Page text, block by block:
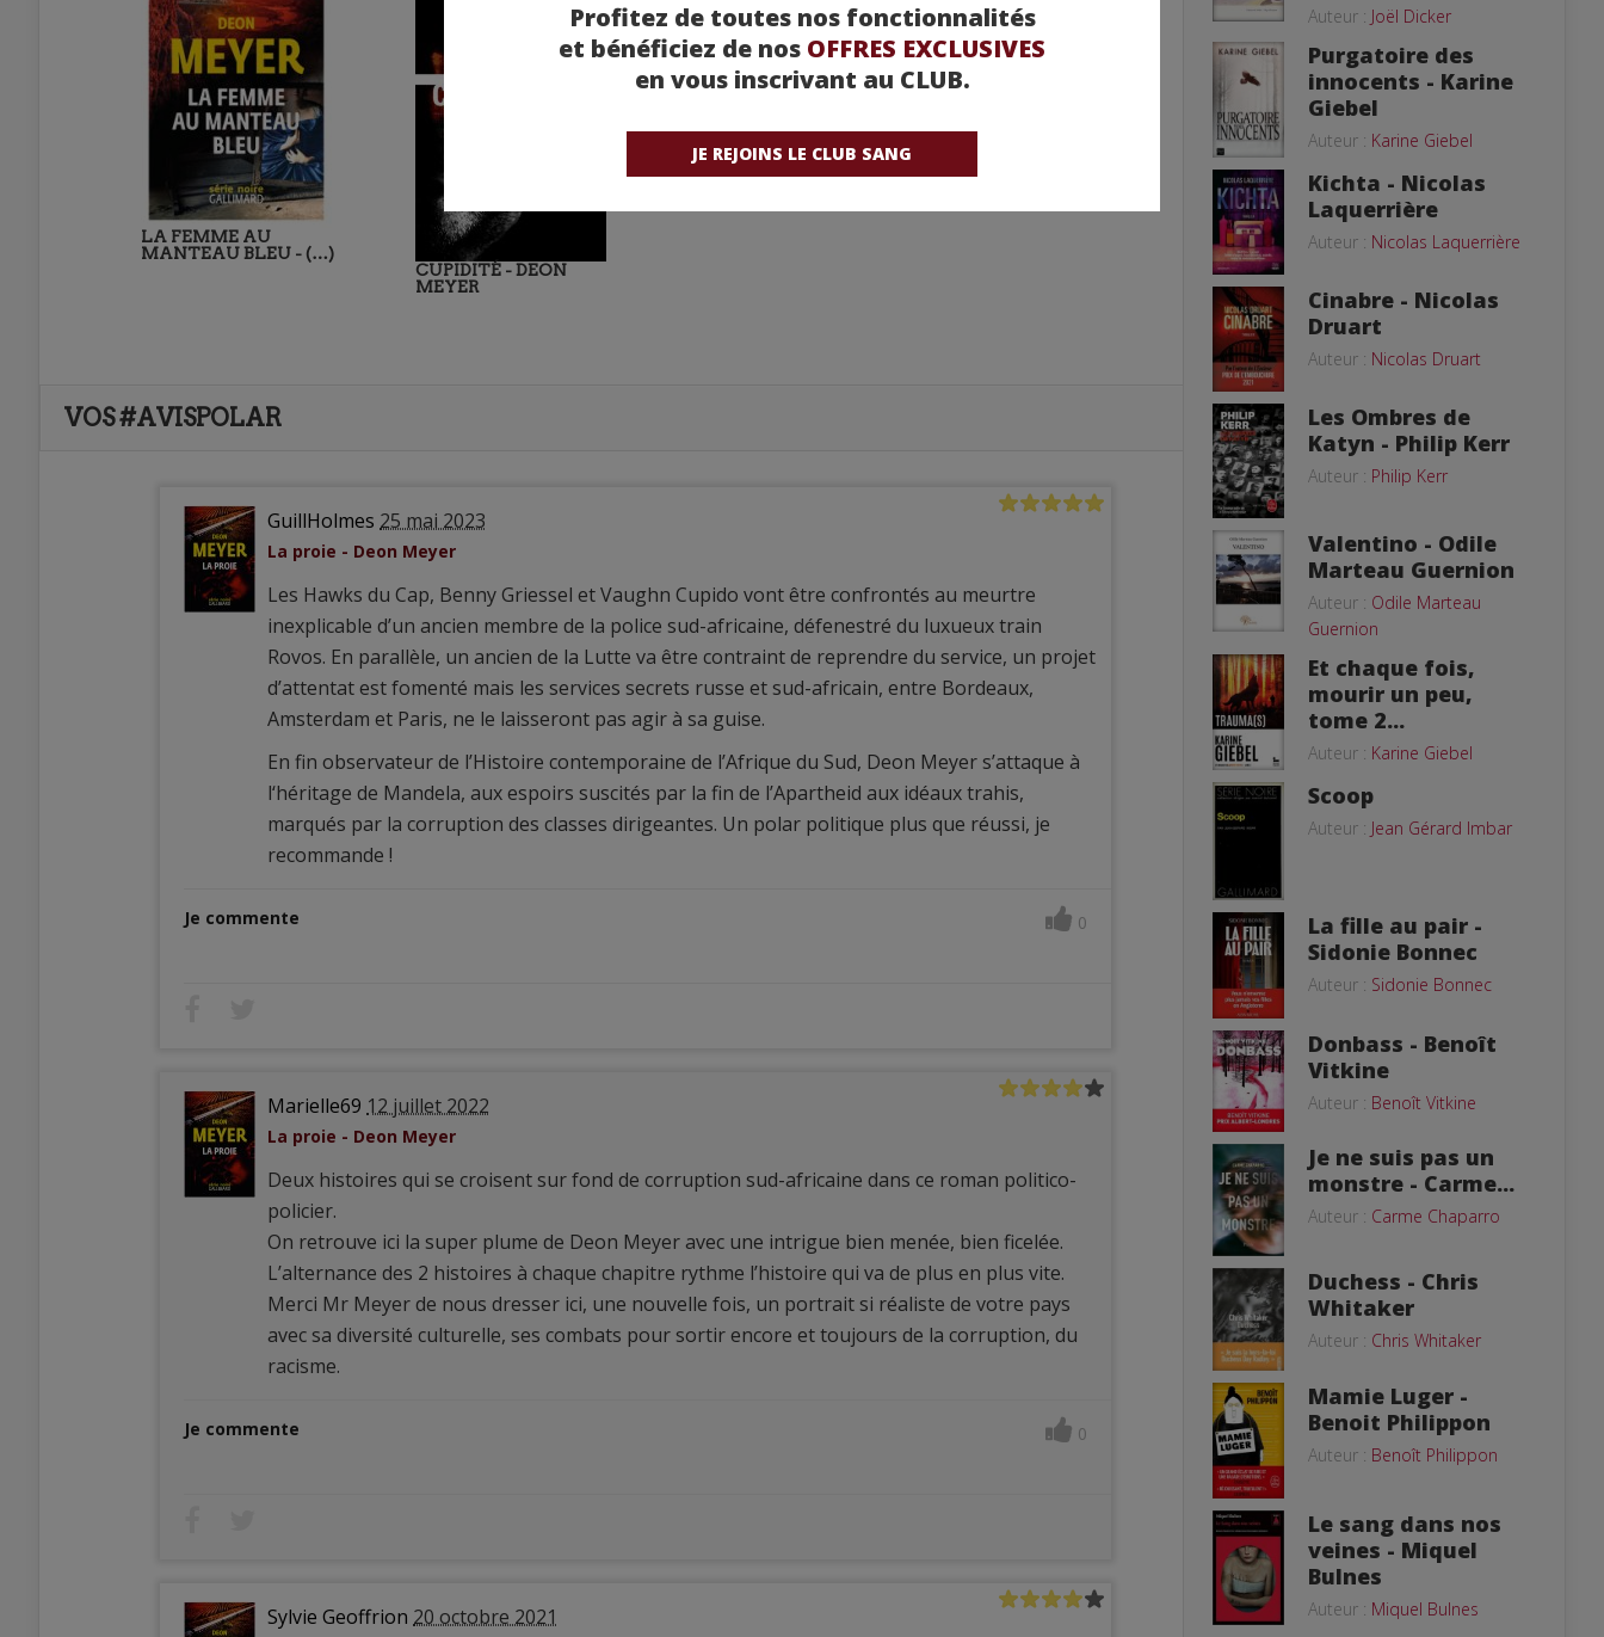
Profitez de toutes nos fonctionnalités
et bénéficiez de nos OFFRES EXCLUSIVES
en vous inscrivant au CLUB.
JE REJOINS LE CLUB SANG
LA FEMME AU
MANTEAU BLEU - (…)
CUPIDITÉ - DEON
MEYER
VOS #AVISPOLAR
GuillHolmes 25 mai 2023
La proie - Deon Meyer
Les Hawks du Cap, Benny Griessel et Vaughn Cupido vont être confrontés au meurtre
inexplicable d’un ancien membre de la police sud-africaine, défenestré du luxueux train
Rovos. En parallèle, un ancien de la Lutte va être contraint de reprendre du service, un projet
d’attentat est fomenté mais les services secrets russe et sud-africain, entre Bordeaux,
Amsterdam et Paris, ne le laisseront pas agir à sa guise.
En fin observateur de l’Histoire contemporaine de l’Afrique du Sud, Deon Meyer s’attaque à
l‘héritage de Mandela, aux espoirs suscités par la fin de l’Apartheid aux idéaux trahis,
marqués par la corruption des classes dirigeantes. Un polar politique plus que réussi, je
recommande !
Je commente 0
Marielle69 12 juillet 2022
La proie - Deon Meyer
Deux histoires qui se croisent sur fond de corruption sud-africaine dans ce roman politico-
policier.
On retrouve ici la super plume de Deon Meyer avec une intrigue bien menée, bien ficelée.
L’alternance des 2 histoires à chaque chapitre rythme l’histoire qui va de plus en plus vite.
Merci Mr Meyer de nous dresser ici, une nouvelle fois, un portrait si réaliste de votre pays
avec sa diversité culturelle, ses combats pour sortir encore et toujours de la corruption, du
racisme.
Je commente 0
Sylvie Geoffrion 20 octobre 2021
Auteur : Joël Dicker
Purgatoire des
innocents - Karine
Giebel
Auteur : Karine Giebel
Kichta - Nicolas
Laquerrière
Auteur : Nicolas Laquerrière
Cinabre - Nicolas
Druart
Auteur : Nicolas Druart
Les Ombres de
Katyn - Philip Kerr
Auteur : Philip Kerr
Valentino - Odile
Marteau Guernion
Auteur : Odile Marteau
Guernion
Et chaque fois,
mourir un peu,
tome 2...
Auteur : Karine Giebel
Scoop
Auteur : Jean Gérard Imbar
La fille au pair -
Sidonie Bonnec
Auteur : Sidonie Bonnec
Donbass - Benoît
Vitkine
Auteur : Benoît Vitkine
Je ne suis pas un
monstre - Carme...
Auteur : Carme Chaparro
Duchess - Chris
Whitaker
Auteur : Chris Whitaker
Mamie Luger -
Benoit Philippon
Auteur : Benoît Philippon
Le sang dans nos
veines - Miquel
Bulnes
Auteur : Miquel Bulnes